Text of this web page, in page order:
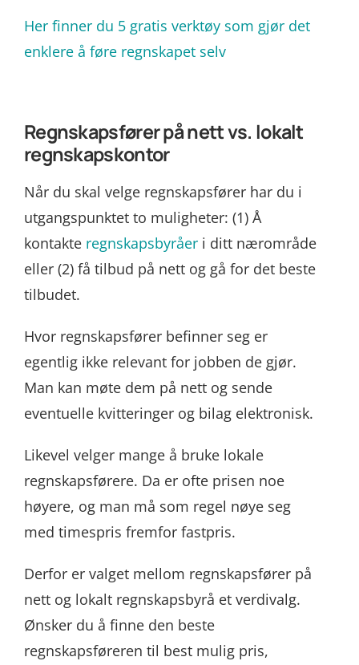
Her finner du 5 gratis verktøy som gjør det
enklere å føre regnskapet selv
Regnskapsfører på nett vs. lokalt
regnskapskontor
Når du skal velge regnskapsfører har du i
utgangspunktet to muligheter: (1) Å
kontakte regnskapsbyråeri ditt nærområde
eller (2) få tilbud på nett og gå for det beste
tilbudet.
Hvor regnskapsfører befinner seg er
egentlig ikke relevant for jobben de gjør.
Man kan møte dem på nett og sende
eventuelle kvitteringer og bilag elektronisk.
Likevel velger mange å bruke lokale
regnskapsførere. Da er ofte prisen noe
høyere, og man må som regel nøye seg
med timespris fremfor fastpris.
Derfor er valget mellom regnskapsfører på
nett og lokalt regnskapsbyrå et verdivalg.
Ønsker du å finne den beste
regnskapsføreren til best mulig pris,